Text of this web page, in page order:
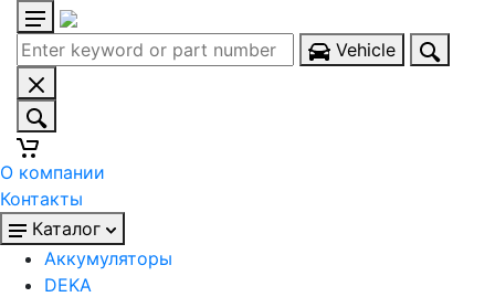
Vehicle
О компании
Контакты
Каталог
Аккумуляторы
DEKA